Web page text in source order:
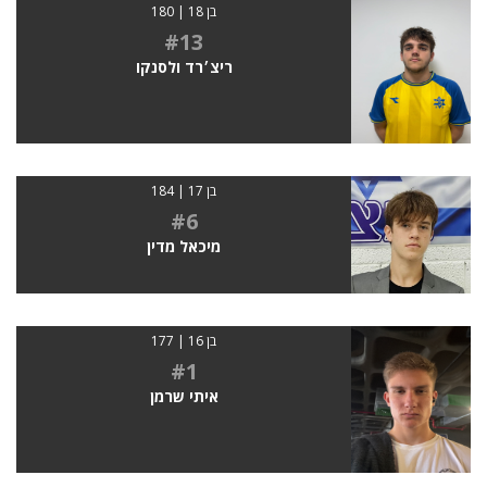
בן 18 | 180
#13
ריצ׳רד ולסנקו
בן 17 | 184
#6
מיכאל מדין
בן 16 | 177
#1
איתי שרמן